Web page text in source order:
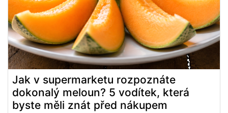
Jak v supermarketu rozpoznáte
dokonalý meloun? 5 vodítek, která
byste měli znát před nákupem